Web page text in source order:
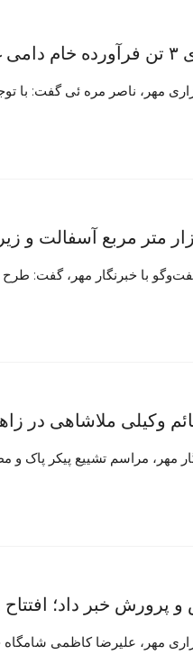
مهر، ناصر مره ئی گفت: با
با خبرنگار مهر، گفت:
وکیلی ملاشاهی در
مهر، مراسم تشییع پیکر پاک
۲۹ طرح نیمه‌تمام آموزشی سیستان و بلوچستان تا مهر آینده
مهر، علیرضا کاظمی